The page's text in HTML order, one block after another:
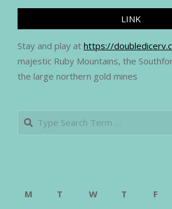
LINK
Stay and play at https://
majestic Ruby Mountains, the
the large northern gold mines
Search
M
T W T F